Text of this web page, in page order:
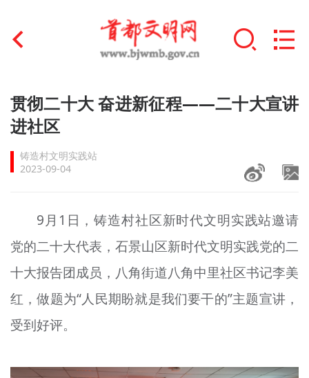
首页
文明创建
文明实践
未成年人思想道德建设
榜样人物
+
身边好人
文明评论
贯彻二十大 奋进新征程——二十大宣讲
进社区
铸造村文明实践站
2023-09-04
9月1日，铸造村社区新时代文明实践站邀请
党的二十大代表，石景山区新时代文明实践党的二
十大报告团成员，八角街道八角中里社区书记李美
红，做题为“人民期盼就是我们要干的”主题宣讲，
受到好评。